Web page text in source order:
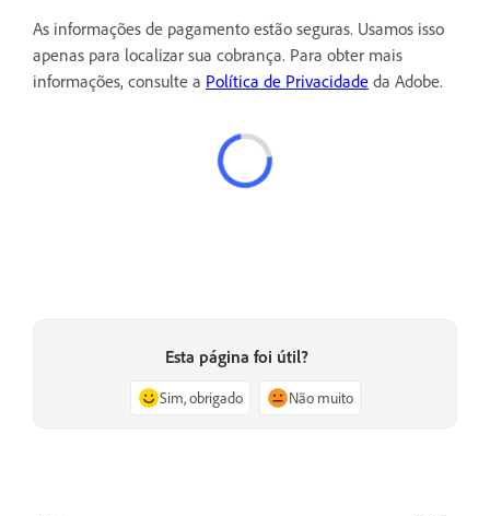
As informações de pagamento estão seguras. Usamos isso
apenas para localizar sua cobrança. Para obter mais
informações, consulte a Política de Privacidade da Adobe.
Esta página foi útil?
Sim, obrigado Não muito